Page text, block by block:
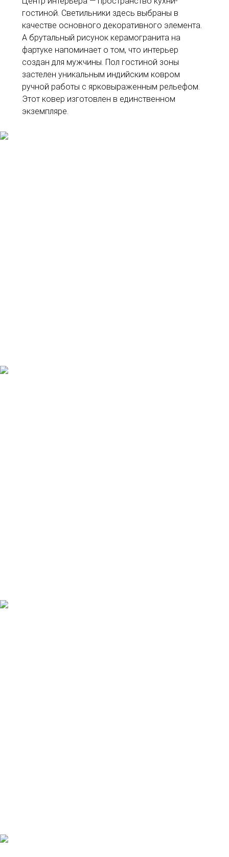
гостиной. Светильники здесь выбраны в
качестве основного декоративного элемента.
А брутальный рисунок керамогранита на
фартуке напоминает о том, что интерьер
создан для мужчины. Пол гостиной зоны
застелен уникальным индийским ковром
ручной работы с ярковыраженным рельефом.
Этот ковер изготовлен в единственном
экземпляре.